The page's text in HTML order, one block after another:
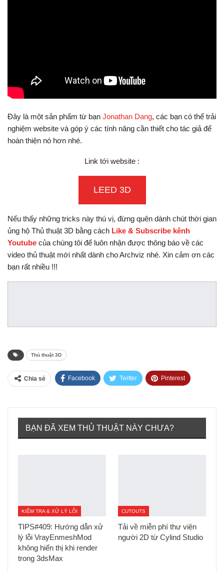
Đây là một sản phẩm từ bạn Jonathan Dang, các bạn có thể trải
nghiệm website và góp ý các tính năng cần thiết cho tác giả để
hoàn thiện nó hơn nhé.
Link tới website :
LEED 3D
Nếu thấy những tricks này thú vị, đừng quên dành chút thời gian
ủng hộ Thủ thuật 3D bằng cách Like & Subscribe kênh
Youtube của chúng tôi để luôn nhận được thông báo về các
video thủ thuật mới nhất dành cho Archviz nhé. Xin cảm ơn các
bạn rất nhiều !!!
Thủ thuật 3D
Chia sẻ Facebook Twitter Pinterest
BẠN ĐÃ XEM THỦ THUẬT NÀY CHƯA?
KIỂM TRA & XỬ LÝ LỖI
TIPS#409: Hướng dẫn xử
lý lỗi VrayEnmeshMod
không hiển thị khi render
trong 3dsMax
CUTOUTS
Tải về miễn phí thư viện
người 2D từ Cylind Studio